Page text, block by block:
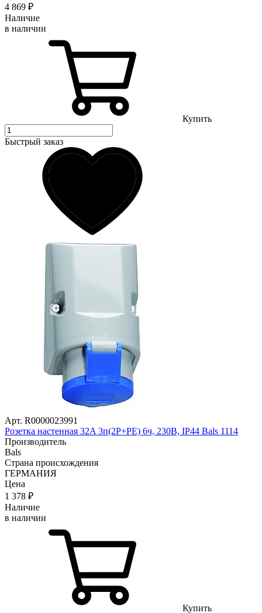
4 869 ₽
Наличие
в наличии
Купить
Быстрый заказ
Арт. R0000023991
Розетка настенная 32A 3п(2P+PE) 6ч, 230В, IP44 Bals 1114
Производитель
Bals
Страна происхождения
ГЕРМАНИЯ
Цена
1 378 ₽
Наличие
в наличии
Купить